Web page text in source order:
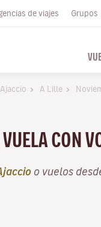
de viajes Grupos
Ajaccio A Lille
VUELA CON
o vuelos